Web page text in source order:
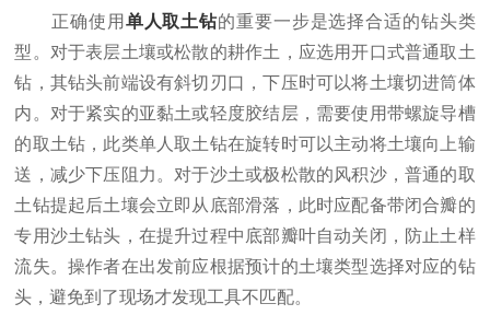
正确使用 单人取土钻的重要一步是选择合适的钻头类
型。对于表层土壤或松散的耕作土，应选用开口式普通取土
钻，其钻头前端设有斜切刃口，下压时可以将土壤切进筒体
内。对于紧实的亚黏土或轻度胶结层，需要使用带螺旋导槽
的取土钻，此类单人取土钻在旋转时可以主动将土壤向上输
送，减少下压阻力。对于沙土或极松散的风积沙，普通的取
土钻提起后土壤会立即从底部滑落，此时应配备带闭合瓣的
专用沙土钻头，在提升过程中底部瓣叶自动关闭，防止土样
流失。操作者在出发前应根据预计的土壤类型选择对应的钻
头，避免到了现场才发现工具不匹配。